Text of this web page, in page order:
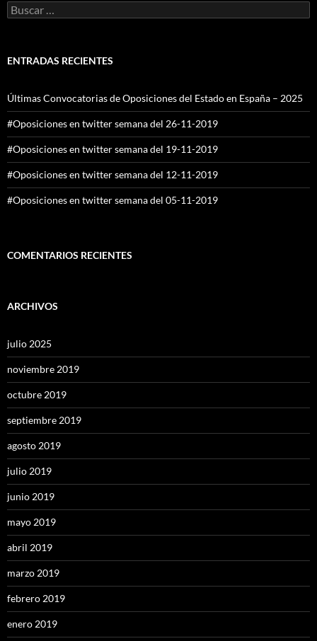
Buscar:
ENTRADAS RECIENTES
Últimas Convocatorias de Oposiciones del Estado en España – 2025
#Oposiciones en twitter semana del 26-11-2019
#Oposiciones en twitter semana del 19-11-2019
#Oposiciones en twitter semana del 12-11-2019
#Oposiciones en twitter semana del 05-11-2019
COMENTARIOS RECIENTES
ARCHIVOS
julio 2025
noviembre 2019
octubre 2019
septiembre 2019
agosto 2019
julio 2019
junio 2019
mayo 2019
abril 2019
marzo 2019
febrero 2019
enero 2019